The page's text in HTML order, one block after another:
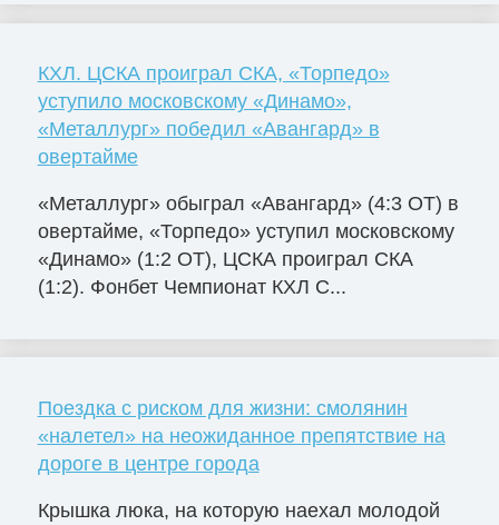
КХЛ. ЦСКА проиграл СКА, «Торпедо»
уступило московскому «Динамо»,
«Металлург» победил «Авангард» в
овертайме
«Металлург» обыграл «Авангард» (4:3 ОТ) в
овертайме, «Торпедо» уступил московскому
«Динамо» (1:2 ОТ), ЦСКА проиграл СКА
(1:2). Фонбет Чемпионат КХЛ С...
Поездка с риском для жизни: смолянин
«налетел» на неожиданное препятствие на
дороге в центре города
Крышка люка, на которую наехал молодой